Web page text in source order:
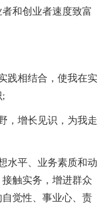
和创业者速度致富
相结合，使我在实
;
增长见识，为我走
平、业务素质和动
触实务，增进群众
觉性、事业心、责